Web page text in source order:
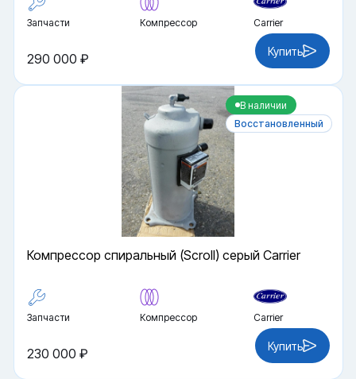
Запчасти Компрессор Carrier
290 000 ₽ Купить
В наличии
Восстановленный
Компрессор спиральный (Scroll) серый Carrier
Запчасти Компрессор Carrier
230 000 ₽ Купить